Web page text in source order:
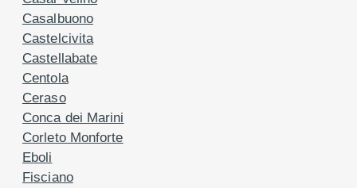
Casalbuono
Castelcivita
Castellabate
Centola
Ceraso
Conca dei Marini
Corleto Monforte
Eboli
Fisciano